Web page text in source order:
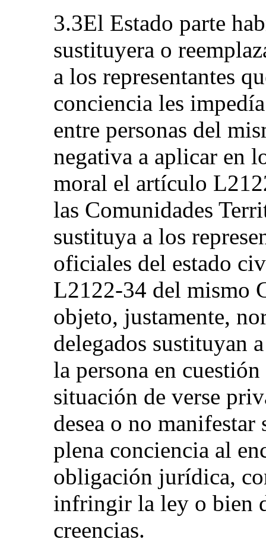
3.3El Estado parte
sustituyera o
a los representantes
conciencia les
entre personas del
negativa a aplicar en
moral el artículo
las Comunidades
sustituya a los
oficiales del estado
L2122-34 del mismo
objeto, justamente,
delegados sustituyan
la persona en
situación de verse
desea o no manifestar
plena conciencia al
obligación jurídica,
infringir la ley o bien
creencias.